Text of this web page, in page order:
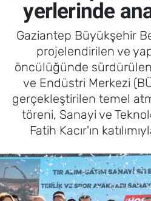
yerlerinde
Gaziantep Büyükşehir
projelendirilen ve
öncülüğünde
ve Endüstri Merkezi
gerçekleştirilen temel
töreni, Sanayi ve
Fatih Kacır'ın